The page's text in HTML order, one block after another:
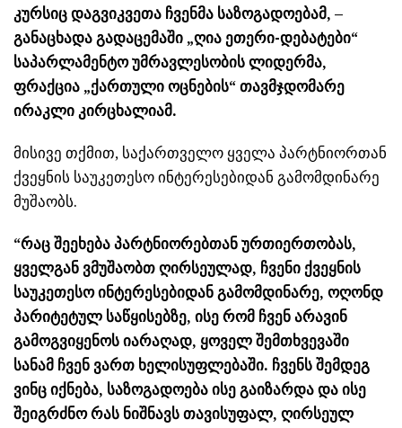
კურსიც დაგვიკვეთა ჩვენმა საზოგადოებამ, –
განაცხადა გადაცემაში „ღია ეთერი-დებატები“
საპარლამენტო უმრავლესობის ლიდერმა,
ფრაქცია „ქართული ოცნების“ თავმჯდომარე
ირაკლი კირცხალიამ.
მისივე თქმით, საქართველო ყველა პარტნიორთან
ქვეყნის საუკეთესო ინტერესებიდან გამომდინარე
მუშაობს.
“რაც შეეხება პარტნიორებთან ურთიერთობას,
ყველგან ვმუშაობთ ღირსეულად, ჩვენი ქვეყნის
საუკეთესო ინტერესებიდან გამომდინარე, ოღონდ
პარიტეტულ საწყისებზე, ისე რომ ჩვენ არავინ
გამოგვიყენოს იარაღად, ყოველ შემთხვევაში
სანამ ჩვენ ვართ ხელისუფლებაში. ჩვენს შემდეგ
ვინც იქნება, საზოგადოება ისე გაიზარდა და ისე
შეიგრძნო რას ნიშნავს თავისუფალ, ღირსეულ